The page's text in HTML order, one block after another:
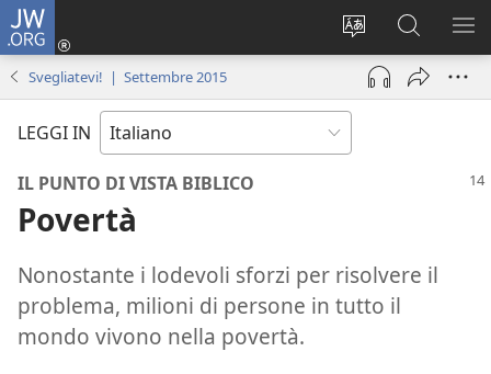
JW.ORG
Modificare
lingua
Accedi
(apre
nuova
finestra)
Cerca
in
JW.ORG
Svegliatevi! | Settembre 2015
LEGGI IN
IL PUNTO DI VISTA BIBLICO
Povertà
Nonostante i lodevoli sforzi per risolvere il
problema, milioni di persone in tutto il
mondo vivono nella povertà.